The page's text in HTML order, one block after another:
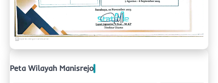
Peta Wilayah Manisrejo